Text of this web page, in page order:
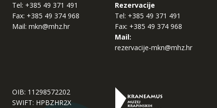
Tel: +385 49 371 491
Fax: +385 49 374 968
Mail: mkn@mhz.hr
Rezervacije
Tel: +385 49 371 491
Fax: +385 49 374 968
Mail:
rezervacije-mkn@mhz.hr
OIB: 11298572202
SWIFT: HPBZHR2X